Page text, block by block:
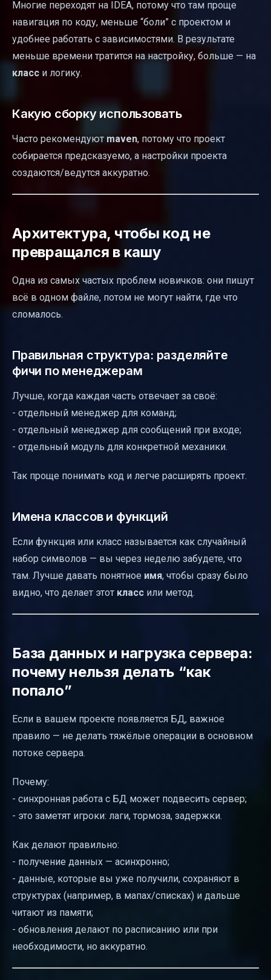
Многие переходят на IDEA, потому что там проще
навигация по коду, меньше “боли” с проектом и
удобнее работать с зависимостями. В результате
меньше времени тратится на настройку, больше — на
класс и логику.
Какую сборку использовать
Часто рекомендуют maven, потому что проект
собирается предсказуемо, а настройки проекта
создаются/ведутся аккуратно.
Архитектура, чтобы код не
превращался в кашу
Одна из самых частых проблем новичков: они пишут
всё в одном файле, потом не могут найти, где что
сломалось.
Правильная структура: разделяйте
фичи по менеджерам
Лучше, когда каждая часть отвечает за своё:
- отдельный менеджер для команд;
- отдельный менеджер для сообщений при входе;
- отдельный модуль для конкретной механики.
Так проще понимать код и легче расширять проект.
Имена классов и функций
Если функция или класс называется как случайный
набор символов — вы через неделю забудете, что
там. Лучше давать понятное имя, чтобы сразу было
видно, что делает этот класс или метод.
База данных и нагрузка сервера:
почему нельзя делать “как
попало”
Если в вашем проекте появляется БД, важное
правило — не делать тяжёлые операции в основном
потоке сервера.
Почему:
- синхронная работа с БД может подвесить сервер;
- это заметят игроки: лаги, тормоза, задержки.
Как делают правильно:
- получение данных — асинхронно;
- данные, которые вы уже получили, сохраняют в
структурах (например, в мапах/списках) и дальше
читают из памяти;
- обновления делают по расписанию или при
необходимости, но аккуратно.